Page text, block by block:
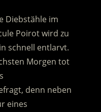
Diebstähle im
Poirot wird zu
schnell entlarvt.
Morgen tot
denn neben
eines